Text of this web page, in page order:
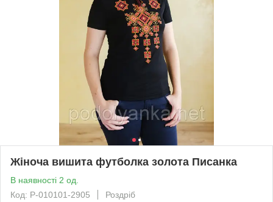
Жіноча вишита футболка золота Писанка
В наявності 2 од.
Код: P-010101-2905
Роздріб